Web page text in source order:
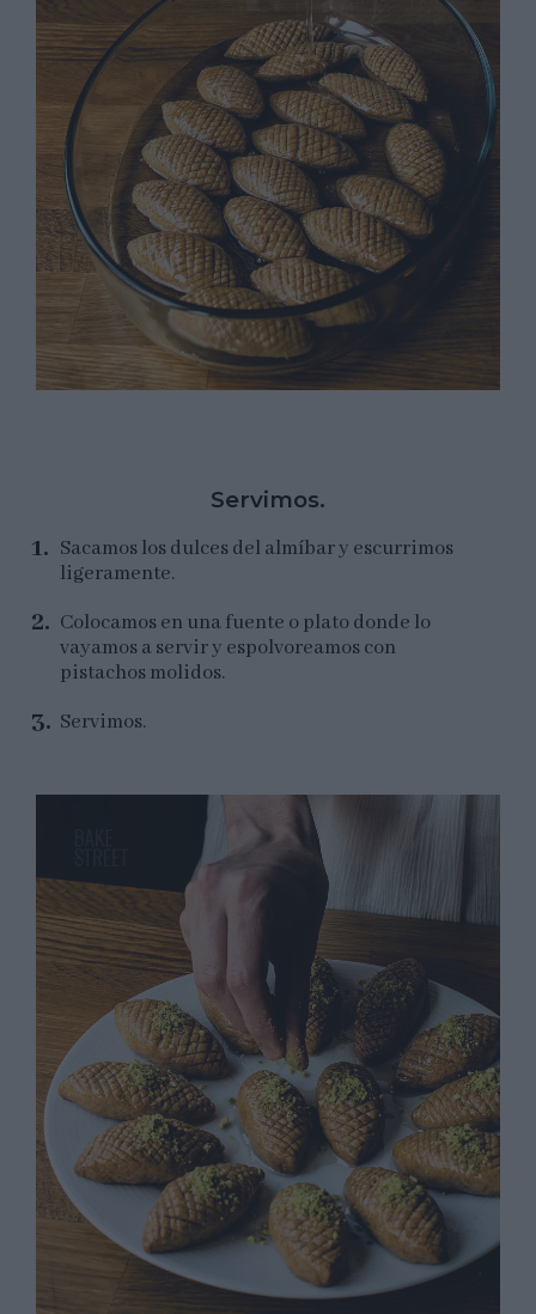
Servimos.
Sacamos los dulces del almíbar y escurrimos
ligeramente.
Colocamos en una fuente o plato donde lo
vayamos a servir y espolvoreamos con
pistachos molidos.
Servimos.